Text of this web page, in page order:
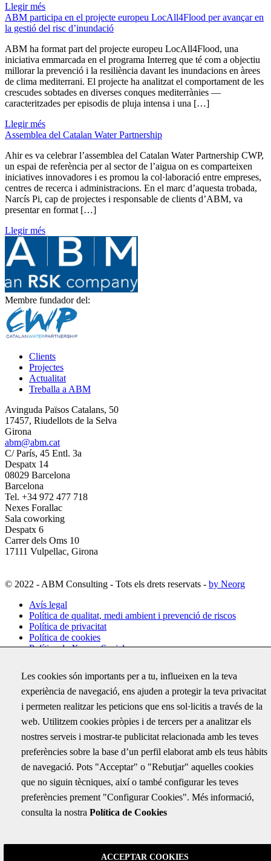
Llegir més
ABM participa en el projecte europeu LocAll4Flood per avançar en
la gestió del risc d’inundació
ABM ha format part del projecte europeu LocAll4Flood, una
iniciativa emmarcada en el programa Interreg que té com a objectiu
millorar la prevenció i la resiliència davant les inundacions en àrees
de clima mediterrani. El projecte ha analitzat el comportament de les
crescudes sobtades en diverses conques mediterrànies —
caracteritzades per episodis de pluja intensa i una […]
Llegir més
Assemblea del Catalan Water Partnership
Ahir es va celebrar l’assemblea del Catalan Water Partnership CWP,
un espai de referència per al sector de l’aigua on es comparteixen
iniciatives innovadores i es promou la col·laboració entre empreses,
centres de recerca i administracions. En el marc d’aquesta trobada,
Narcís Pi, cap de projectes i responsable de clients d’ABM, va
presentar en format […]
Llegir més
Membre fundador del:
Clients
Projectes
Actualitat
Treballa a ABM
Avinguda Països Catalans, 50
17457, Riudellots de la Selva
Girona
abm@abm.cat
C/ París, 45 Entl. 3a
Despatx 14
08029 Barcelona
Barcelona
Tel. +34 972 477 718
Nexes Forallac
Sala coworking
Despatx 6
Carrer dels Oms 10
17111 Vulpellac, Girona
© 2022 - ABM Consulting - Tots els drets reservats - by Neorg
Avís legal
Política de qualitat, medi ambient i prevenció de riscos
Política de privacitat
Política de cookies
Política de Xarxes Socials
Subscriu-te
Rep per correu electrònic totes les novetats d'ABM i coneix els
darrers projectes on hem treballat
Aquest camp només és per validació i no s'ha de modificar.
Correu electrònic*
ABM SERVEIS D'ENGINYERIA I CONSULTING, S.L. com a
teves dades, així com exercir altres drets consultant la informació
addicional i detallada sobre protecció de dades a la nostra
Les cookies són importants per a tu, influeixen en la teva
experiència de navegació, ens ajuden a protegir la teva privacitat
i permeten realitzar les peticions que ens sol·licitis a través de la
web. Utilitzem cookies pròpies i de tercers per a analitzar els
nostres serveis i mostrar-te publicitat relacionada amb les teves
preferències sobre la base d’un perfil elaborat amb els teus hàbits
de navegació. Pots "Acceptar" o "Rebutjar" aquelles cookies
que no siguin tècniques, així o també configurar les teves
preferències prement "Configurar Cookies". Més informació,
consulta la nostra Política de Cookies
ACCEPTAR COOKIES